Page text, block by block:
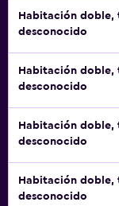
Habitación doble,
desconocido
Habitación doble,
desconocido
Habitación doble,
desconocido
Habitación doble,
desconocido